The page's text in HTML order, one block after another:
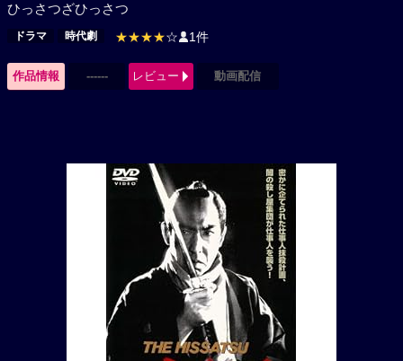
ひっさつざひっさつ
ドラマ 時代劇 ★★★★☆ 1件
作品情報 ------ レビュー 動画配信